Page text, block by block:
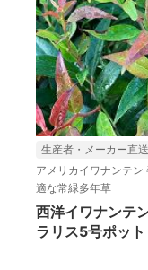
生産者・メーカー直送
アメリカイワナンテン
適な常緑多年草
西洋イワナンテ
ラリス5号ポッ